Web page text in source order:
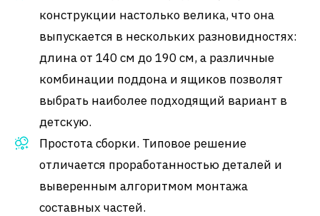
конструкции настолько велика, что она
выпускается в нескольких разновидностях:
длина от 140 см до 190 см, а различные
комбинации поддона и ящиков позволят
выбрать наиболее подходящий вариант в
детскую.
Простота сборки. Типовое решение
отличается проработанностью деталей и
выверенным алгоритмом монтажа
составных частей.